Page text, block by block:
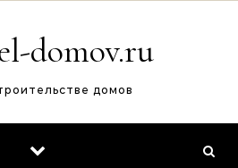
domov.ru
домов